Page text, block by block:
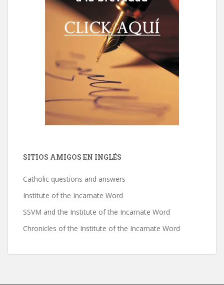
SITIOS AMIGOS EN INGLÉS
Catholic questions and answers
Institute of the Incarnate Word
SSVM and the Institute of the Incarnate Word
Chronicles of the Institute of the Incarnate Word